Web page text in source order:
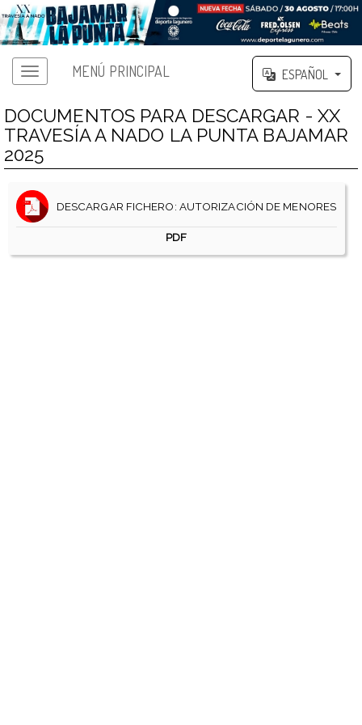
MENÚ PRINCIPAL ESPAÑOL
DOCUMENTOS PARA DESCARGAR - XX
TRAVESÍA A NADO LA PUNTA BAJAMAR
2025
DESCARGAR FICHERO: AUTORIZACIÓN DE MENORES
PDF